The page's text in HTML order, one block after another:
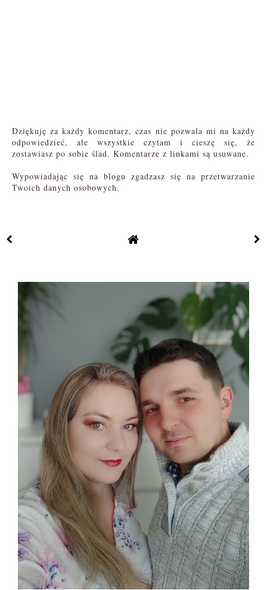
Dziękuję za każdy komentarz, czas nie pozwala mi na każdy
odpowiedzieć, ale wszystkie czytam i cieszę się, że
zostawiasz po sobie ślad. Komentarze z linkami są usuwane.
Wypowiadając się na blogu zgadzasz się na przetwarzanie
Twoich danych osobowych.